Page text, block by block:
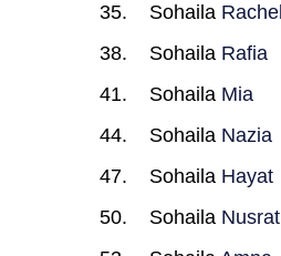
Sohaila Rachel
Sohaila Rafia
Sohaila Mia
Sohaila Nazia
Sohaila Hayat
Sohaila Nusrat